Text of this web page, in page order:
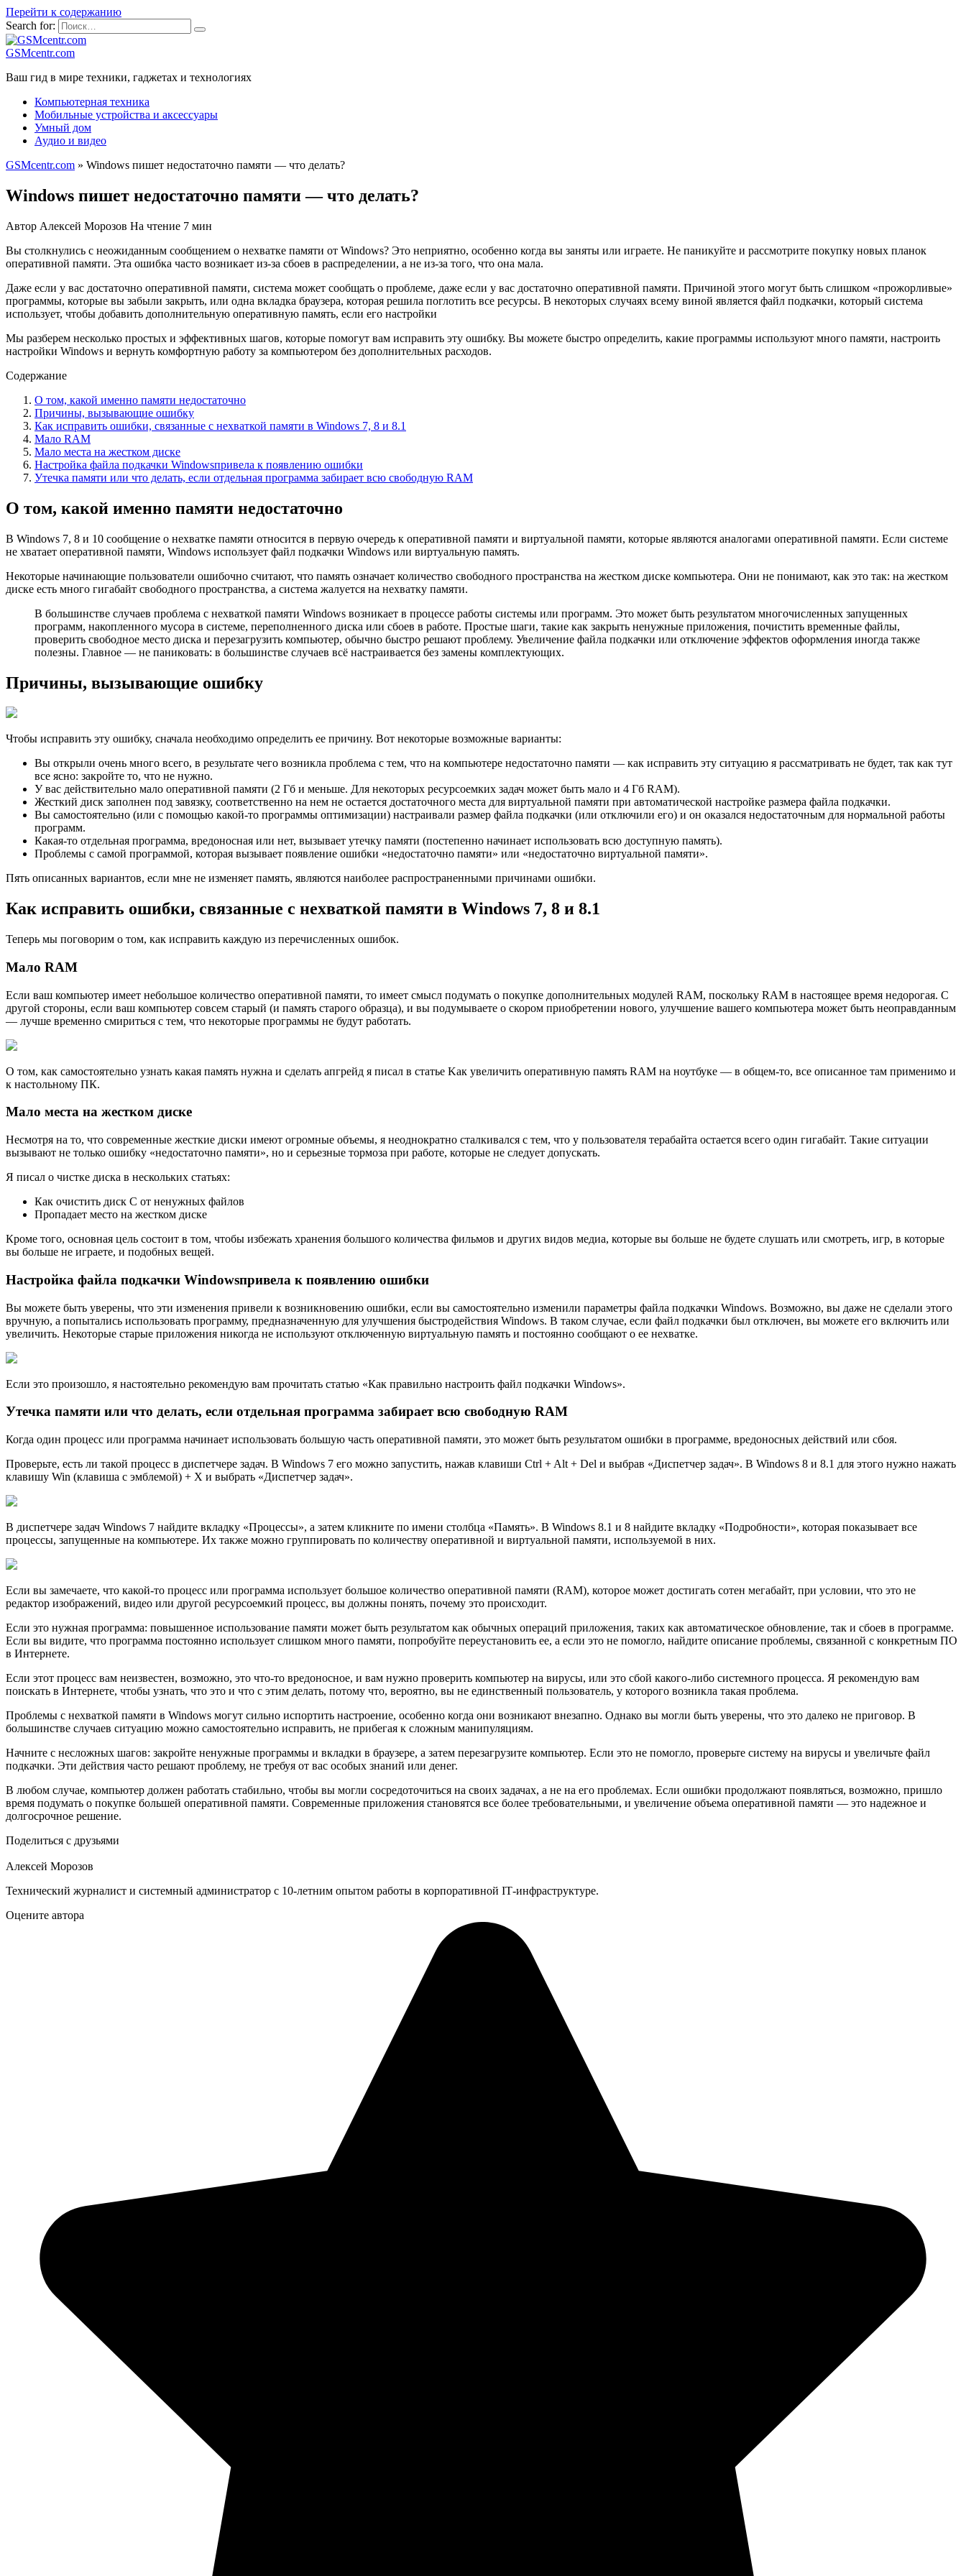
Перейти к содержанию
Search for:
GSMcentr.com
Ваш гид в мире техники, гаджетах и технологиях
Компьютерная техника
Мобильные устройства и аксессуары
Умный дом
Аудио и видео
GSMcentr.com » Windows пишет недостаточно памяти — что делать?
Windows пишет недостаточно памяти — что делать?
Автор Алексей Морозов На чтение 7 мин
Вы столкнулись с неожиданным сообщением о нехватке памяти от Windows? Это неприятно, особенно когда вы заняты или играете. Не паникуйте и рассмотрите покупку новых планок
оперативной памяти. Эта ошибка часто возникает из-за сбоев в распределении, а не из-за того, что она мала.
Даже если у вас достаточно оперативной памяти, сиcтема может сообщать о проблеме, даже если у вас достаточно оперативной памяти. Причиной этого могут быть слишком «прожорливые»
программы, которые вы забыли закрыть, или одна вкладка браузера, которая решила поглотить все ресурсы. В некоторых случаях всему виной является файл подкачки, который система
использует, чтобы добавить дополнительную оперативную память, если его настройки
Мы разберем несколько простых и эффективных шагов, которые помогут вам исправить эту ошибку. Вы можете быстро определить, какие программы используют много памяти, настроить
настройки Windows и вернуть комфортную работу за компьютером без дополнительных расходов.
Содержание
О том, какой именно памяти недостаточно
Причины, вызывающие ошибку
Как исправить ошибки, связанные с нехваткой памяти в Windows 7, 8 и 8.1
Мало RAM
Мало места на жестком диске
Настройка файла подкачки Windowsпривела к появлению ошибки
Утечка памяти или что делать, если отдельная программа забирает всю свободную RAM
О том, какой именно памяти недостаточно
В Windows 7, 8 и 10 сообщение о нехватке памяти относится в первую очередь к оперативной памяти и виртуальной памяти, которые являются аналогами оперативной памяти. Если системе
не хватает оперативной памяти, Windows использует файл подкачки Windows или виртуальную память.
Некоторые начинающие пользователи ошибочно считают, что память означает количество свободного пространства на жестком диске компьютера. Они не понимают, как это так: на жестком
диске есть много гигабайт свободного пространства, а система жалуется на нехватку памяти.
В большинстве случаев проблема с нехваткой памяти Windows возникает в процессе работы системы или программ. Это может быть результатом многочисленных запущенных
программ, накопленного мусора в системе, переполненного диска или сбоев в работе. Простые шаги, такие как закрыть ненужные приложения, почистить временные файлы,
проверить свободное место диска и перезагрузить компьютер, обычно быстро решают проблему. Увеличение файла подкачки или отключение эффектов оформления иногда также
полезны. Главное — не паниковать: в большинстве случаев всё настраивается без замены комплектующих.
Причины, вызывающие ошибку
Чтобы исправить эту ошибку, сначала необходимо определить ее причину. Вот некоторые возможные варианты:
Вы открыли очень много всего, в результате чего возникла проблема с тем, что на компьютере недостаточно памяти — как исправить эту ситуацию я рассматривать не будет, так как тут
все ясно: закройте то, что не нужно.
У вас действительно мало оперативной памяти (2 Гб и меньше. Для некоторых ресурсоемких задач может быть мало и 4 Гб RAM).
Жесткий диск заполнен под завязку, соответственно на нем не остается достаточного места для виртуальной памяти при автоматической настройке размера файла подкачки.
Вы самостоятельно (или с помощью какой-то программы оптимизации) настраивали размер файла подкачки (или отключили его) и он оказался недостаточным для нормальной работы
программ.
Какая-то отдельная программа, вредоносная или нет, вызывает утечку памяти (постепенно начинает использовать всю доступную память).
Проблемы с самой программой, которая вызывает появление ошибки «недостаточно памяти» или «недостаточно виртуальной памяти».
Пять описанных вариантов, если мне не изменяет память, являются наиболее распространенными причинами ошибки.
Как исправить ошибки, связанные с нехваткой памяти в Windows 7, 8 и 8.1
Теперь мы поговорим о том, как исправить каждую из перечисленных ошибок.
Мало RAM
Если ваш компьютер имеет небольшое количество оперативной памяти, то имеет смысл подумать о покупке дополнительных модулей RAM, поскольку RAM в настоящее время недорогая. С
другой стороны, если ваш компьютер совсем старый (и память старого образца), и вы подумываете о скором приобретении нового, улучшение вашего компьютера может быть неоправданным
— лучше временно смириться с тем, что некоторые программы не будут работать.
О том, как самостоятельно узнать какая память нужна и сделать апгрейд я писал в статье Kак увеличить оперативную память RAM на ноутбуке — в общем-то, все описанное там применимо и
к настольному ПК.
Мало места на жестком диске
Несмотря на то, что современные жесткие диски имеют огромные объемы, я неоднократно сталкивался с тем, что у пользователя терабайта остается всего один гигабайт. Такие ситуации
вызывают не только ошибку «недостаточно памяти», но и серьезные тормоза при работе, которые не следует допускать.
Я писал о чистке диска в нескольких статьях:
Как очистить диск C от ненужных файлов
Пропадает место на жестком диске
Кроме того, основная цель состоит в том, чтобы избежать хранения большого количества фильмов и других видов медиа, которые вы больше не будете слушать или смотреть, игр, в которые
вы больше не играете, и подобных вещей.
Настройка файла подкачки Windowsпривела к появлению ошибки
Вы можете быть уверены, что эти изменения привели к возникновению ошибки, если вы самостоятельно изменили параметры файла подкачки Windows. Возможно, вы даже не сделали этого
вручную, а попытались использовать программу, предназначенную для улучшения быстродействия Windows. В таком случае, если файл подкачки был отключен, вы можете его включить или
увеличить. Некоторые старые приложения никогда не используют отключенную виртуальную память и постоянно сообщают о ее нехватке.
Если это произошло, я настоятельно рекомендую вам прочитать статью «Как правильно настроить файл подкачки Windows».
Утечка памяти или что делать, если отдельная программа забирает всю свободную RAM
Когда один процесс или программа начинает использовать большую часть оперативной памяти, это может быть результатом ошибки в программе, вредоносных действий или сбоя.
Проверьте, есть ли такой процесс в диспетчере задач. В Windows 7 его можно запустить, нажав клавиши Ctrl + Alt + Del и выбрав «Диспетчер задач». В Windows 8 и 8.1 для этого нужно нажать
клавишу Win (клавиша с эмблемой) + X и выбрать «Диспетчер задач».
В диспетчере задач Windows 7 найдите вкладку «Процессы», а затем кликните по имени столбца «Память». В Windows 8.1 и 8 найдите вкладку «Подробности», которая показывает все
процессы, запущенные на компьютере. Их также можно группировать по количеству оперативной и виртуальной памяти, используемой в них.
Если вы замечаете, что какой-то процесс или программа использует большое количество оперативной памяти (RAM), которое может достигать сотен мегабайт, при условии, что это не
редактор изображений, видео или другой ресурсоемкий процесс, вы должны понять, почему это происходит.
Если это нужная программа: повышенное использование памяти может быть результатом как обычных операций приложения, таких как автоматическое обновление, так и сбоев в программе.
Если вы видите, что программа постоянно использует слишком много памяти, попробуйте переустановить ее, а если это не помогло, найдите описание проблемы, связанной с конкретным ПО
в Интернете.
Если этот процесс вам неизвестен, возможно, это что-то вредоносное, и вам нужно проверить компьютер на вирусы, или это сбой какого-либо системного процесса. Я рекомендую вам
поискать в Интернете, чтобы узнать, что это и что с этим делать, потому что, вероятно, вы не единственный пользователь, у которого возникла такая проблема.
Проблемы с нехваткой памяти в Windows могут сильно испортить настроение, особенно когда они возникают внезапно. Однако вы могли быть уверены, что это далеко не приговор. В
большинстве случаев ситуацию можно самостоятельно исправить, не прибегая к сложным манипуляциям.
Начните с несложных шагов: закройте ненужные программы и вкладки в браузере, а затем перезагрузите компьютер. Если это не помогло, проверьте систему на вирусы и увеличьте файл
подкачки. Эти действия часто решают проблему, не требуя от вас особых знаний или денег.
В любом случае, компьютер должен работать стабильно, чтобы вы могли сосредоточиться на своих задачах, а не на его проблемах. Если ошибки продолжают появляться, возможно, пришло
время подумать о покупке большей оперативной памяти. Современные приложения становятся все более требовательными, и увеличение объема оперативной памяти — это надежное и
долгосрочное решение.
Поделиться с друзьями
Алексей Морозов
Технический журналист и системный администратор с 10‑летним опытом работы в корпоративной IT‑инфраструктуре.
Оцените автора